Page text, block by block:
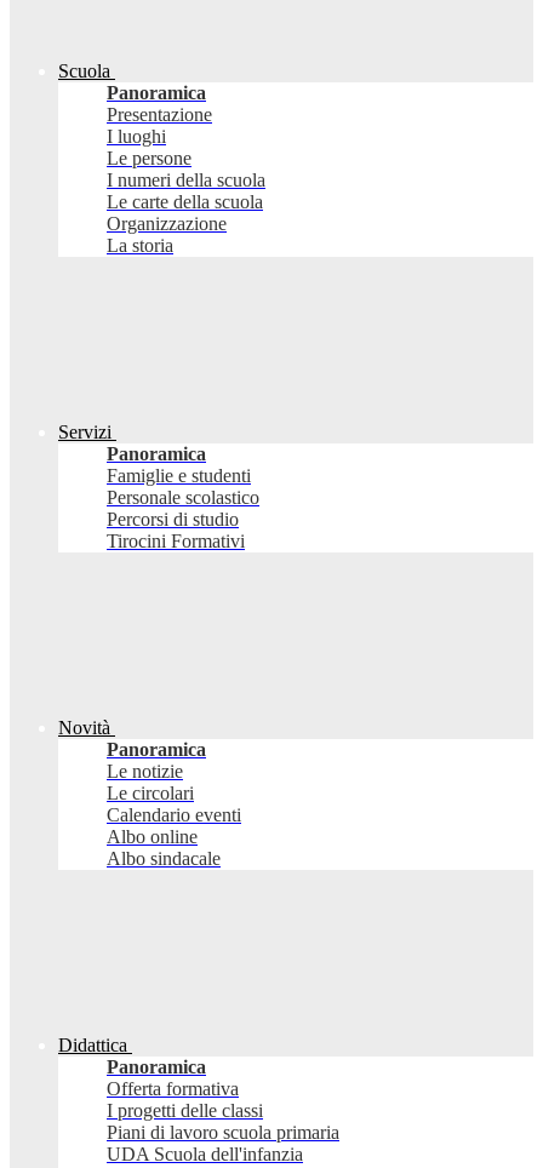
Scuola
Panoramica
Presentazione
I luoghi
Le persone
I numeri della scuola
Le carte della scuola
Organizzazione
La storia
Servizi
Panoramica
Famiglie e studenti
Personale scolastico
Percorsi di studio
Tirocini Formativi
Novità
Panoramica
Le notizie
Le circolari
Calendario eventi
Albo online
Albo sindacale
Didattica
Panoramica
Offerta formativa
I progetti delle classi
Piani di lavoro scuola primaria
UDA Scuola dell'infanzia